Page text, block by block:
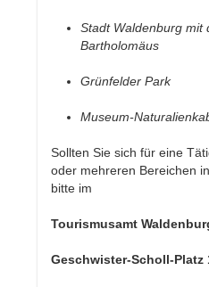
Stadt Waldenburg mit
Bartholomäus
Grünfelder Park
Museum-
Sollten Sie sich für eine
oder mehreren Bereichen
bitte im
Tourismusamt
Geschwister-Scholl-Platz